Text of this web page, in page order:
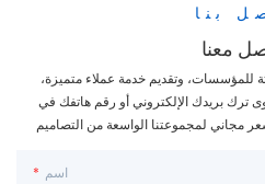
بنا
معنا
للمؤسسات، وتقديم خدمة عملاء متميزة،
ترك بريدك الإلكتروني أو رقم هاتفك في
اسم